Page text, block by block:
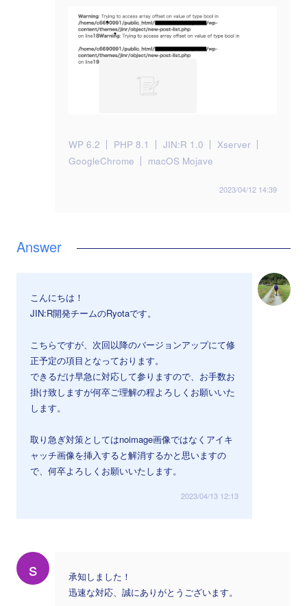
WP 6.2 PHP 8.1 JIN:R 1.0
Xserver
GoogleChrome
macOS Mojave
2023/04/12 14:39
こんにちは！
JIN:R開発チームのRyotaです。
こちらですが、次回以降のバージョンアップにて修
正予定の項目となっております。
できるだけ早急に対応して参りますので、お手数お
掛け致しますが何卒ご理解の程よろしくお願いいた
します。
取り急ぎ対策としてはnoimage画像ではなくアイキ
ャッチ画像を挿入すると解消するかと思いますの
で、何卒よろしくお願いいたします。
2023/04/13 12:13
s
承知しました！
迅速な対応、誠にありがとうございます。